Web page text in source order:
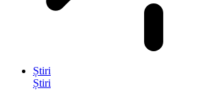
Știri
Știri